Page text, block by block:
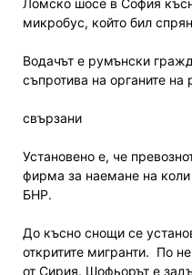
Ломско шосе в София
микробус, който бил
Водачът е румънски
съпротива на органите на
свързани
Установено е, че
фирма за наемане на
БНР.
До късно снощи се
откритите мигранти. По
от Сирия. Шофьорът е